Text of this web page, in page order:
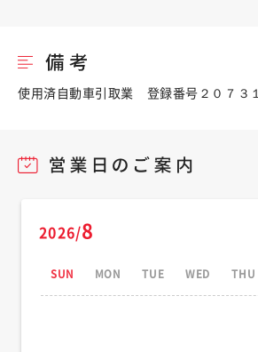
使用済自動車引取業 登録番号２０７３
2026/8
SUN MON TUE WED THU